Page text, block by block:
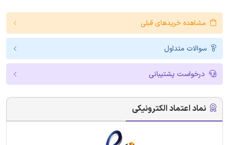
مشاهده خریدهای قبلی
سوالات متداول
درخواست پشتیبانی
نماد اعتماد الکترونیکی